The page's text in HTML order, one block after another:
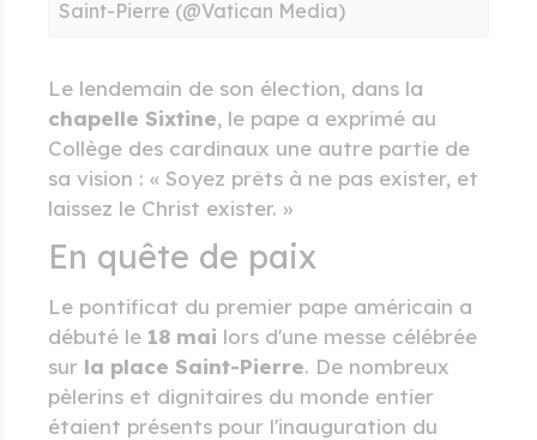
Saint-Pierre (@Vatican Media)
Le lendemain de son élection, dans la
chapelle Sixtine, le pape a exprimé au
Collège des cardinaux une autre partie de
sa vision : « Soyez prêts à ne pas exister, et
laissez le Christ exister. »
En quête de paix
Le pontificat du premier pape américain a
débuté le 18 mai lors d'une messe célébrée
sur la place Saint-Pierre. De nombreux
pèlerins et dignitaires du monde entier
étaient présents pour l'inauguration du